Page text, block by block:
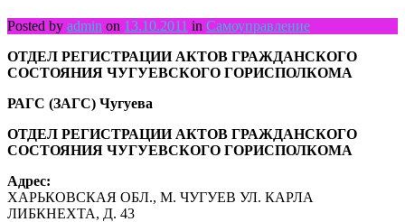
Posted by admin on 13.10.2011 in Самоуправление
ОТДЕЛ РЕГИСТРАЦИИ АКТОВ ГРАЖДАНСКОГО
СОСТОЯНИЯ ЧУГУЕВСКОГО ГОРИСПОЛКОМА
РАГС (ЗАГС) Чугуева
ОТДЕЛ РЕГИСТРАЦИИ АКТОВ ГРАЖДАНСКОГО
СОСТОЯНИЯ ЧУГУЕВСКОГО ГОРИСПОЛКОМА
Адрес:
ХАРЬКОВСКАЯ ОБЛ., М. ЧУГУЕВ УЛ. КАРЛА
ЛИБКНЕХТА, Д. 43